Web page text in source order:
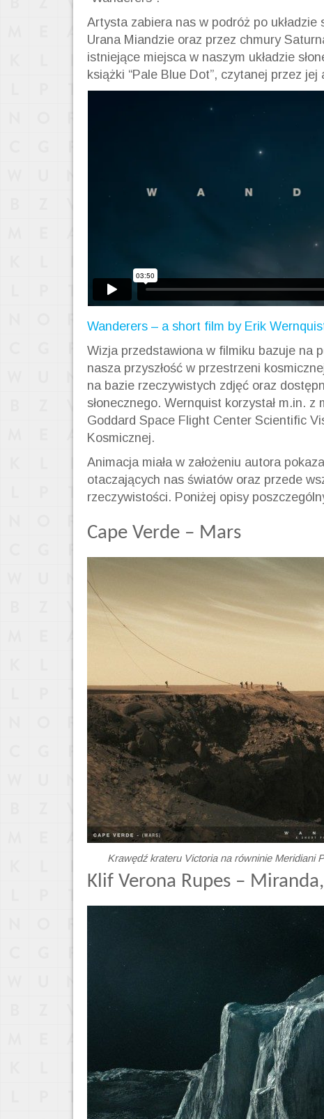
Artysta zabiera nas w podróż po układzie
Urana Miandzie oraz przez chmury
istniejące miejsca w naszym układzie
książki “Pale Blue Dot”, czytanej przez
Wanderers – a short film by Erik
Wizja przedstawiona w filmiku bazuje na
nasza przyszłość w przestrzeni
na bazie rzeczywistych zdjęć oraz
słonecznego. Wernquist korzystał m.in.
Goddard Space Flight Center Scientific
Kosmicznej.
Animacja miała w założeniu autora
otaczających nas światów oraz przede
rzeczywistości. Poniżej opisy
Cape Verde – Mars
Krawędź krateru Victoria na równinie Meridiani
Klif Verona Rupes –